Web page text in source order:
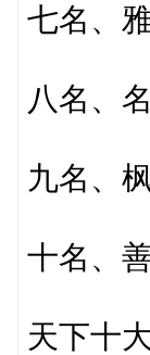
七名、
八名、
九名、
十名、
天下十